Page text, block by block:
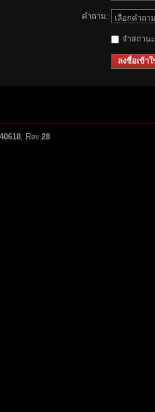
คำถาม:
จำสถาน
ลงชื่อเข้าใ
, Rev.28